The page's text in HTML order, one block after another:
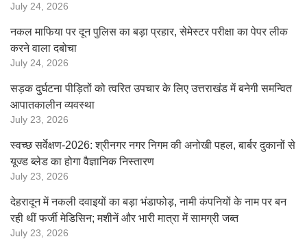
July 24, 2026
नकल माफिया पर दून पुलिस का बड़ा प्रहार, सेमेस्टर परीक्षा का पेपर लीक
करने वाला दबोचा
July 24, 2026
सड़क दुर्घटना पीड़ितों को त्वरित उपचार के लिए उत्तराखंड में बनेगी समन्वित
आपातकालीन व्यवस्था
July 23, 2026
स्वच्छ सर्वेक्षण-2026: श्रीनगर नगर निगम की अनोखी पहल, बार्बर दुकानों से
यूज्ड ब्लेड का होगा वैज्ञानिक निस्तारण
July 23, 2026
देहरादून में नकली दवाइयों का बड़ा भंडाफोड़, नामी कंपनियों के नाम पर बन
रही थीं फर्जी मेडिसिन; मशीनें और भारी मात्रा में सामग्री जब्त
July 23, 2026